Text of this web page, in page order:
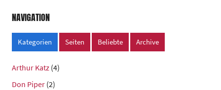
NAVIGATION
Kategorien Seiten Beliebte Archive
Arthur Katz (4)
Don Piper (2)